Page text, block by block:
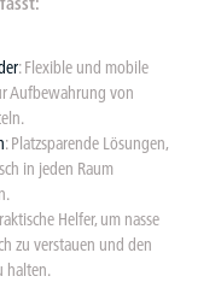
: Flexible und mobile
Aufbewahrung von
: Platzsparende Lösungen,
in jeden Raum
Helfer, um nasse
zu verstauen und den
halten.